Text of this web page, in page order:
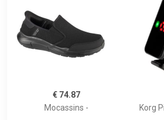
€ 74.87
Mocassins -
Korg